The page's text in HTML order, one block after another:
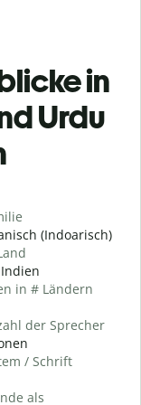
in
Urdu
(Indoarisch)
in # Ländern
der Sprecher
/ Schrift
als